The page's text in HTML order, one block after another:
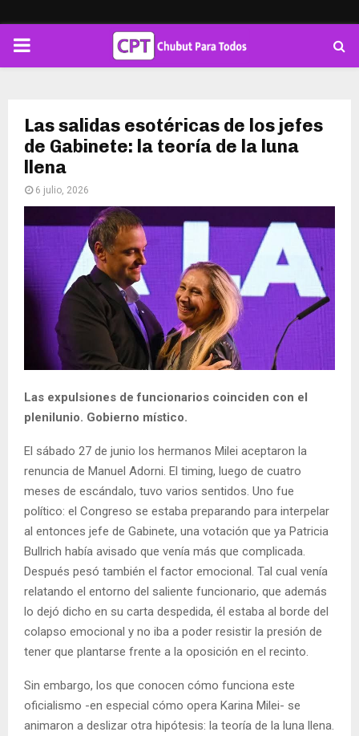
PRIMARY
Las salidas esotéricas de los jefes
de Gabinete: la teoría de la luna
llena
6 julio, 2026
Las expulsiones de funcionarios coinciden con el
plenilunio. Gobierno místico.
El sábado 27 de junio los hermanos Milei aceptaron la
renuncia de Manuel Adorni. El timing, luego de cuatro
meses de escándalo, tuvo varios sentidos. Uno fue
político: el Congreso se estaba preparando para interpelar
al entonces jefe de Gabinete, una votación que ya Patricia
Bullrich había avisado que venía más que complicada.
Después pesó también el factor emocional. Tal cual venía
relatando el entorno del saliente funcionario, que además
lo dejó dicho en su carta despedida, él estaba al borde del
colapso emocional y no iba a poder resistir la presión de
tener que plantarse frente a la oposición en el recinto.
Sin embargo, los que conocen cómo funciona este
oficialismo -en especial cómo opera Karina Milei- se
animaron a deslizar otra hipótesis: la teoría de la luna llena.